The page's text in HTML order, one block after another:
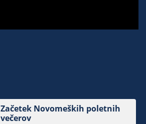
Začetek Novomeških poletnih
večerov